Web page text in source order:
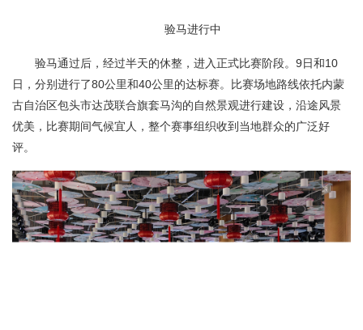
验马进行中
验马通过后，经过半天的休整，进入正式比赛阶段。9日和10
日，分别进行了80公里和40公里的达标赛。比赛场地路线依托内蒙
古自治区包头市达茂联合旗套马沟的自然景观进行建设，沿途风景
优美，比赛期间气候宜人，整个赛事组织收到当地群众的广泛好
评。